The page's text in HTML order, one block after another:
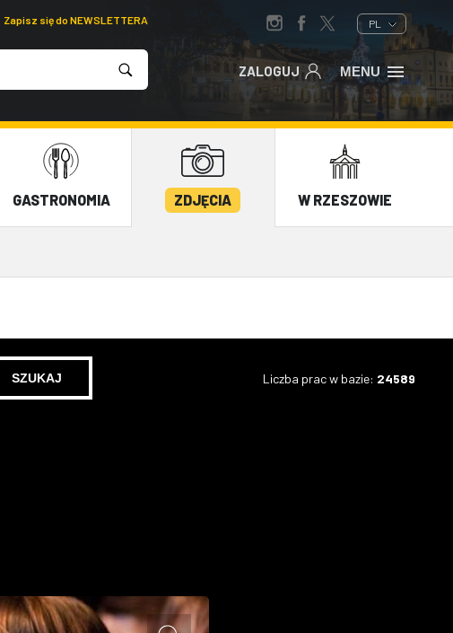
Zapisz się do NEWSLETTERA PL
ZALOGUJ MENU
GASTRONOMIA ZDJĘCIA W RZESZOWIE
Liczba prac w bazie: 24589